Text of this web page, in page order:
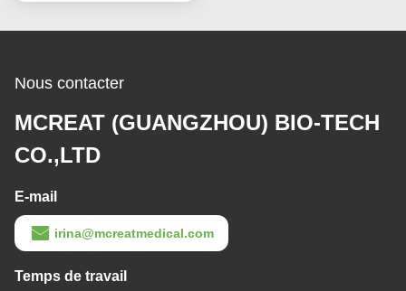
Nous contacter
MCREAT (GUANGZHOU) BIO-TECH
CO.,LTD
E-mail
irina@mcreatmedical.com
Temps de travail